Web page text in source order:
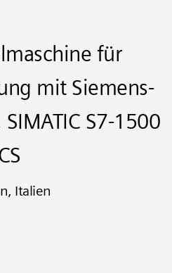
für
mit Siemens-
S7-1500
Italien